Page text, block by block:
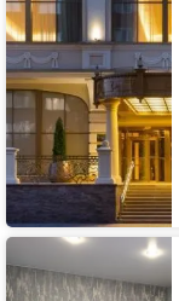
Апарт-
отель
Самарская